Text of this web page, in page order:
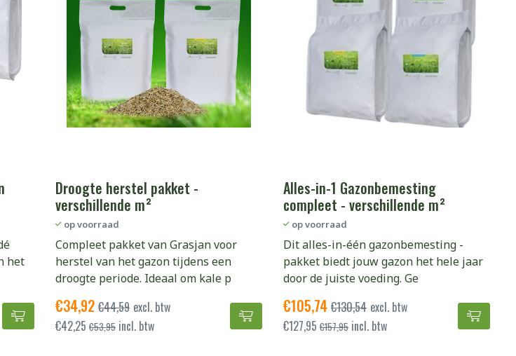
het
Grasjan Wetting Agent - tegen droogte plekken toevoegen aan winkelwagen
Droogte herstel pakket -
verschillende m²
op voorraad
Compleet pakket van Grasjan voor
herstel van het gazon tijdens een
droogte periode. Ideaal om kale p
€34,92 €44,59 excl. btw
€42,25 €53,95 incl. btw
Droogte herstel pakket - verschillende m²
Alles-in-1 Gazonbemesting
compleet - verschillende m²
op voorraad
Dit alles-in-één gazonbemesting -
pakket biedt jouw gazon het hele jaar
door de juiste voeding. Ge
€105,74 €130,54 excl. btw
€127,95 €157,95 incl. btw
Alles-